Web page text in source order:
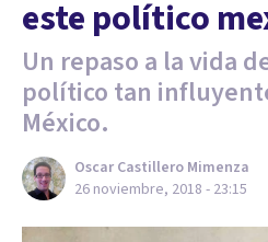
este político
Un repaso a la vida
político tan
México.
Oscar Castillero Mimenza
26 noviembre, 2018 - 23:15